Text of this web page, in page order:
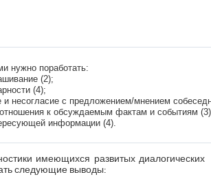
нужно поработать:
(2);
(4);
и несогласие с предложением/мнением
к обсуждаемым фактам и событиям
информации (4).
имеющихся развитых диалогических
следующие выводы: